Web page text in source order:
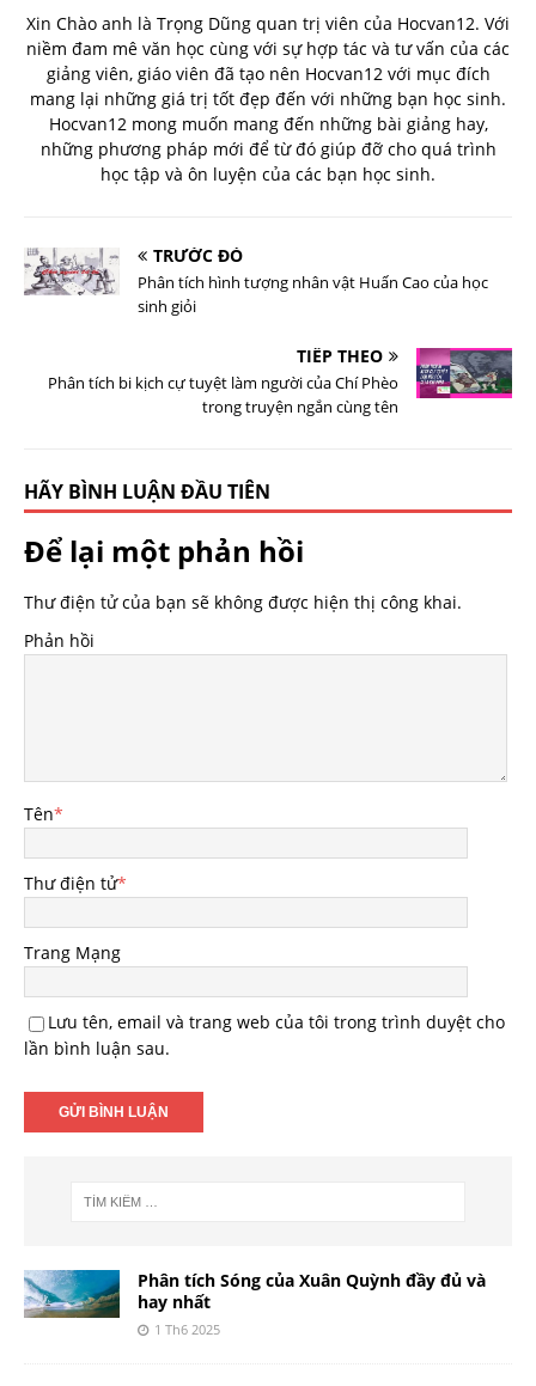
Xin Chào anh là Trọng Dũng quan trị viên của Hocvan12. Với
niềm đam mê văn học cùng với sự hợp tác và tư vấn của các
giảng viên, giáo viên đã tạo nên Hocvan12 với mục đích
mang lại những giá trị tốt đẹp đến với những bạn học sinh.
Hocvan12 mong muốn mang đến những bài giảng hay,
những phương pháp mới để từ đó giúp đỡ cho quá trình
học tập và ôn luyện của các bạn học sinh.
TRƯỚC ĐÓ
Phân tích hình tượng nhân vật Huấn Cao của học
sinh giỏi
TIẾP THEO
Phân tích bi kịch cự tuyệt làm người của Chí Phèo
trong truyện ngắn cùng tên
HÃY BÌNH LUẬN ĐẦU TIÊN
Để lại một phản hồi
Thư điện tử của bạn sẽ không được hiện thị công khai.
Phản hồi
Tên*
Thư điện tử*
Trang Mạng
Lưu tên, email và trang web của tôi trong trình duyệt cho
lần bình luận sau.
Phân tích Sóng của Xuân Quỳnh đầy đủ và
hay nhất
1 Th6 2025